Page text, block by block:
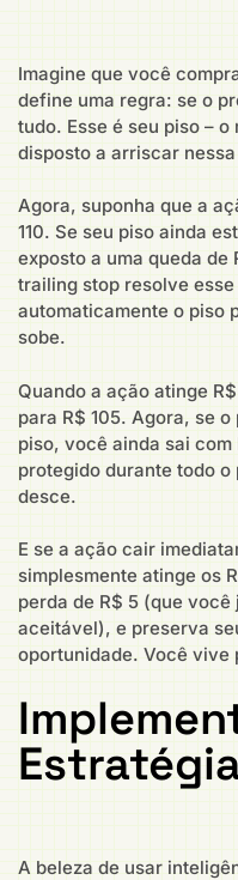
Imagine que você
define uma regra: se o
tudo. Esse é seu piso –
disposto a arriscar
Agora, suponha que a
110. Se seu piso ainda
exposto a uma queda de
trailing stop resolve
automaticamente o piso
sobe.
Quando a ação atinge
para R$ 105. Agora, se
piso, você ainda sai
protegido durante todo
desce.
E se a ação cair
simplesmente atinge os
perda de R$ 5 (que
aceitável), e preserva
oportunidade. Você vive
A beleza de usar